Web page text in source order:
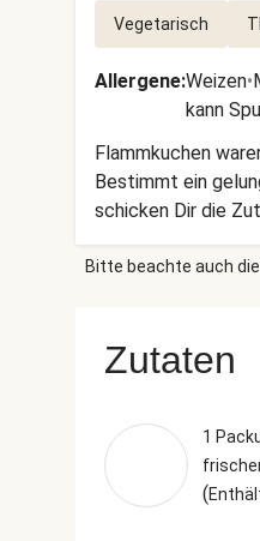
Vegetarisch
Allergene:Weizen•
kann
Flammkuchen
Bestimmt ein
schicken Dir die
Birnenstücken,
Bitte beachte auch
Zutaten
1
(